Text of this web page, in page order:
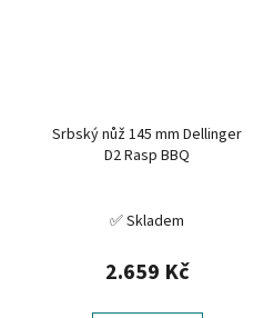
Srbský nůž 145 mm Dellinger
D2 Rasp BBQ
✅ Skladem
2.659 Kč